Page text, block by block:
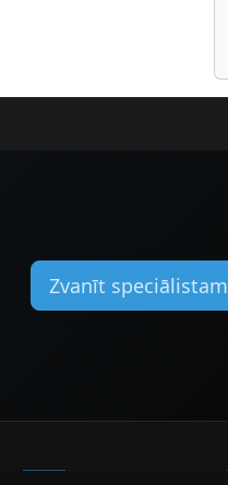
Zvanīt speciālistam